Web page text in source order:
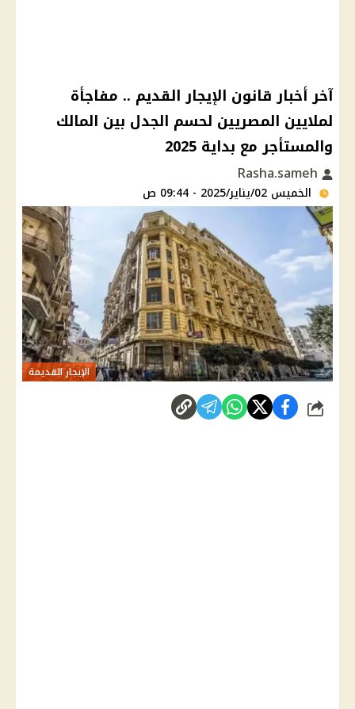
آخر أخبار قانون الإيجار القديم .. مفاجأة
لملايين المصريين لحسم الجدل بين المالك
والمستأجر مع بداية 2025
الخميس 02/يناير/2025 - 09:44 ص
الإيجار القديمة
شارك